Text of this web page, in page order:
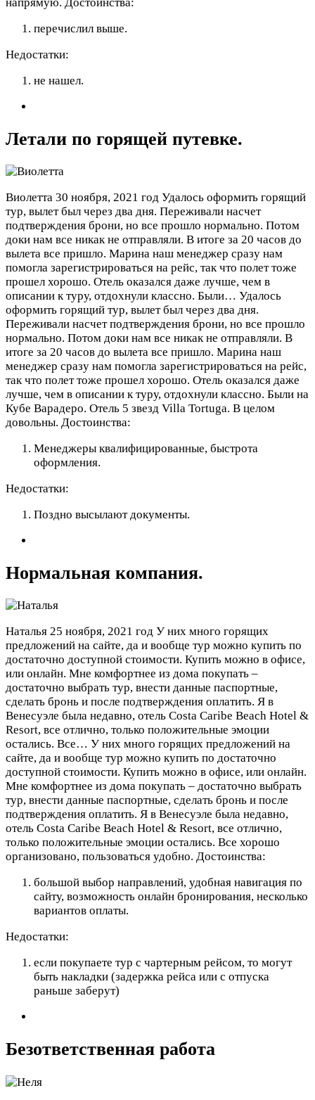
перечислил выше.
Недостатки:
не нашел.
Летали по горящей путевке.
Виолетта 30 ноября, 2021 год Удалось оформить горящий
тур, вылет был через два дня. Переживали насчет
подтверждения брони, но все прошло нормально. Потом
доки нам все никак не отправляли. В итоге за 20 часов до
вылета все пришло. Марина наш менеджер сразу нам
помогла зарегистрироваться на рейс, так что полет тоже
прошел хорошо. Отель оказался даже лучше, чем в
описании к туру, отдохнули классно. Были… Удалось
оформить горящий тур, вылет был через два дня.
Переживали насчет подтверждения брони, но все прошло
нормально. Потом доки нам все никак не отправляли. В
итоге за 20 часов до вылета все пришло. Марина наш
менеджер сразу нам помогла зарегистрироваться на рейс,
так что полет тоже прошел хорошо. Отель оказался даже
лучше, чем в описании к туру, отдохнули классно. Были на
Кубе Варадеро. Отель 5 звезд Villa Tortuga. В целом
довольны. Достоинства:
Менеджеры квалифицированные, быстрота
оформления.
Недостатки:
Поздно высылают документы.
Нормальная компания.
Наталья 25 ноября, 2021 год У них много горящих
предложений на сайте, да и вообще тур можно купить по
достаточно доступной стоимости. Купить можно в офисе,
или онлайн. Мне комфортнее из дома покупать –
достаточно выбрать тур, внести данные паспортные,
сделать бронь и после подтверждения оплатить. Я в
Венесуэле была недавно, отель Costa Caribe Beach Hotel &
Resort, все отлично, только положительные эмоции
остались. Все… У них много горящих предложений на
сайте, да и вообще тур можно купить по достаточно
доступной стоимости. Купить можно в офисе, или онлайн.
Мне комфортнее из дома покупать – достаточно выбрать
тур, внести данные паспортные, сделать бронь и после
подтверждения оплатить. Я в Венесуэле была недавно,
отель Costa Caribe Beach Hotel & Resort, все отлично,
только положительные эмоции остались. Все хорошо
организовано, пользоваться удобно. Достоинства:
большой выбор направлений, удобная навигация по
сайту, возможность онлайн бронирования, несколько
вариантов оплаты.
Недостатки:
если покупаете тур с чартерным рейсом, то могут
быть накладки (задержка рейса или с отпуска
раньше заберут)
Безответственная работа